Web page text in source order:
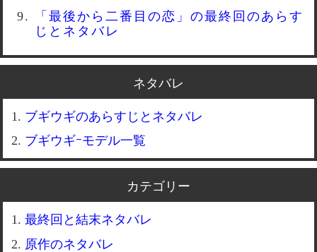
「最後から二番目の恋」の最終回のあらす
じとネタバレ
ネタバレ
ブギウギのあらすじとネタバレ
ブギウギｰモデル一覧
カテゴリー
最終回と結末ネタバレ
原作のネタバレ